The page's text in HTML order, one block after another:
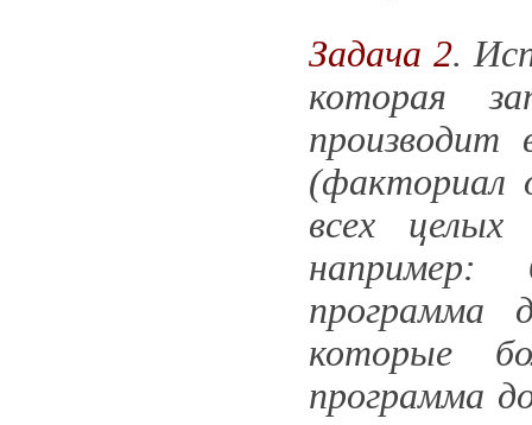
Задача 2.
которая
производит
(факториал
всех
например:
программа
которые
программа